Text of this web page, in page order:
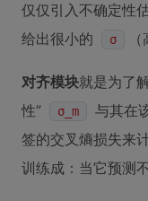
仅仅引入不确定性
给出很小的
σ
对齐模块就是为了
性” σ_m 与其在
签的交叉熵损失来
训练成：当它预测